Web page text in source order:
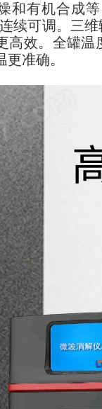
和有机合成
续可调。三
高效。全罐
准确。